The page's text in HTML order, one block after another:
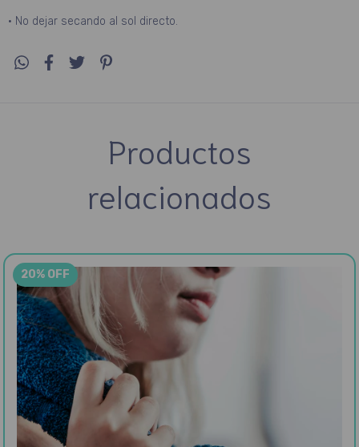
• No dejar secando al sol directo.
Productos
relacionados
20% OFF